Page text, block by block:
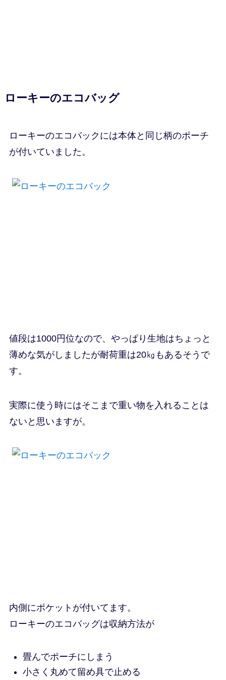
ローキーのエコバッグ
ローキーのエコバックには本体と同じ柄のポーチ
が付いていました。
値段は1000円位なので、やっぱり生地はちょっと
薄めな気がしましたが耐荷重は20㎏もあるそうで
す。
実際に使う時にはそこまで重い物を入れることは
ないと思いますが。
内側にポケットが付いてます。
ローキーのエコバッグは収納方法が
畳んでポーチにしまう
小さく丸めて留め具で止める